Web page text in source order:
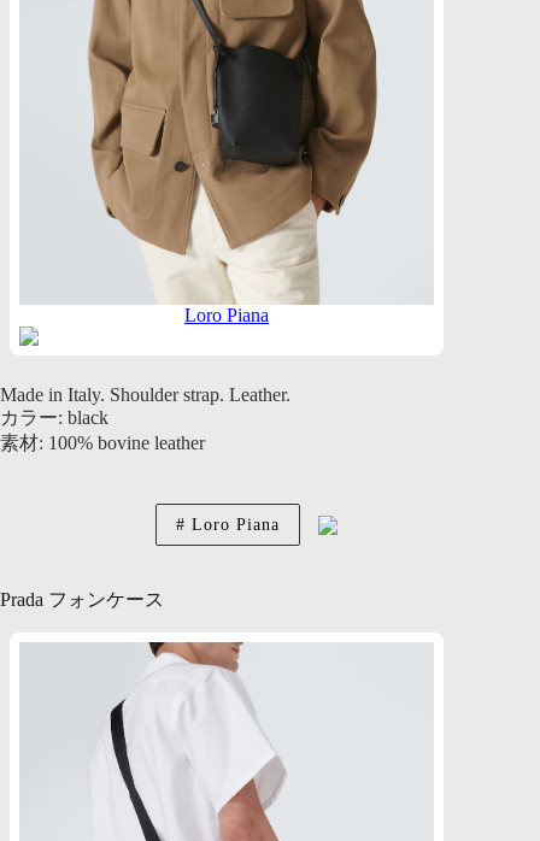
Loro Piana
Made in Italy. Shoulder strap. Leather.
カラー: black
素材: 100% bovine leather
Loro Piana
Prada フォンケース